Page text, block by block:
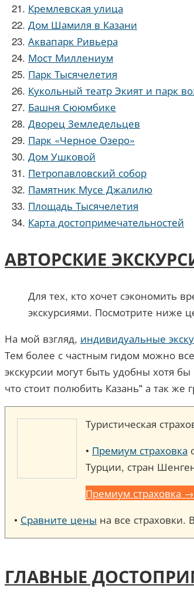
Кремлевская улица
Дом Шамиля в Казани
Аквапарк Ривьера
Мост Миллениум
Парк Тысячелетия
Кукольный театр Экият и парк
Башня Сююмбике
Дворец Земледельцев
Парк «Черное Озеро»
Дом Ушковой
Петропавловский собор
Памятник Мусе Джалилю
Площадь Тысячелетия
Карта достопримечательностей
АВТОРСКИЕ
Для тех, кто хочет сэкономить
экскурсиями. Посмотрите ниже
На мой взгляд, индивидуальные
Тем более с частным гидом можно
экскурсии могут быть удобны хотя
что стоит полюбить Казань" а так
Туристическая
• Премиум страховка
Турции, стран
Премиум страховка →
• Сравните цены на все
ГЛАВНЫЕ